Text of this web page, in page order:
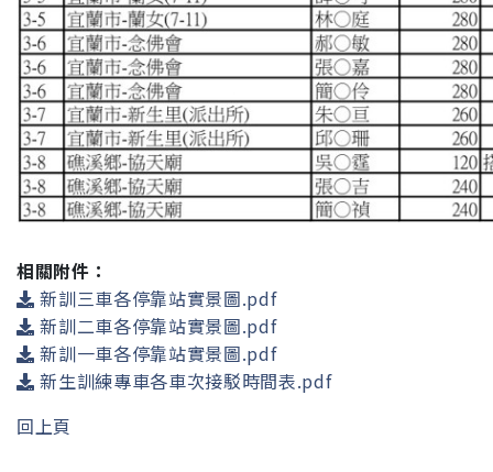
相關附件：
新訓三車各停靠站實景圖.pdf
新訓二車各停靠站實景圖.pdf
新訓一車各停靠站實景圖.pdf
新生訓練專車各車次接駁時間表.pdf
回上頁